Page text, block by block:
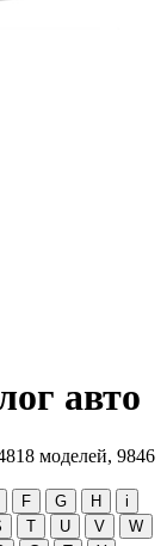
авто
моделей, 9846
F G H
i
T U V
W